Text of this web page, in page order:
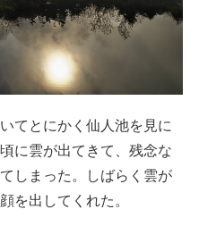
てとにかく仙人池を見に
に雲が出てきて、残念な
しまった。しばらく雲が
を出してくれた。